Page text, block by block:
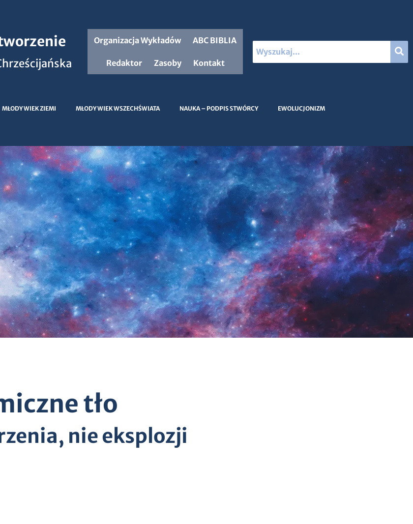
Organizacja Wykładów ABC BIBLIA
Redaktor Zasoby Kontakt
MŁODY WIEK ZIEMI MŁODY WIEK WSZECHŚWIATA NAUKA – PODPIS STWÓRCY EWOLUCJONIZM
tło
nie eksplozji